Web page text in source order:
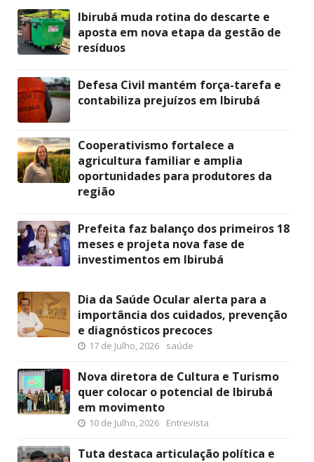
Ibirubá muda rotina do descarte e
aposta em nova etapa da gestão de
resíduos
Defesa Civil mantém força-tarefa e
contabiliza prejuízos em Ibirubá
Cooperativismo fortalece a
agricultura familiar e amplia
oportunidades para produtores da
região
Prefeita faz balanço dos primeiros 18
meses e projeta nova fase de
investimentos em Ibirubá
Dia da Saúde Ocular alerta para a
importância dos cuidados, prevenção
e diagnósticos precoces
17 de Julho, 2026 saúde
Nova diretora de Cultura e Turismo
quer colocar o potencial de Ibirubá
em movimento
10 de Julho, 2026 Entrevista
Tuta destaca articulação política e